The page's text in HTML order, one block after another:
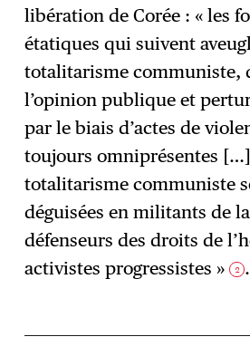
libération de Corée : « les
étatiques qui suivent
totalitarisme communiste,
l’opinion publique et
par le biais d’actes de
toujours omniprésentes
totalitarisme communiste
déguisées en militants de
défenseurs des droits de
activistes progressistes » 2 .